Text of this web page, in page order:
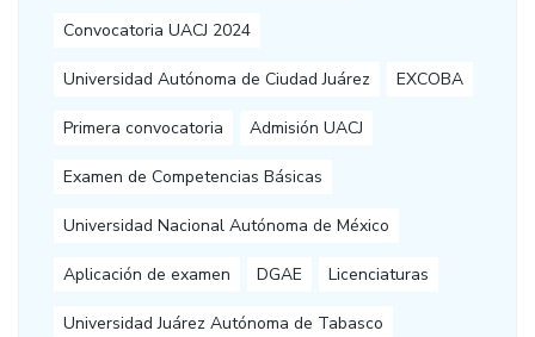
Convocatoria UACJ 2024
Universidad Autónoma de Ciudad Juárez EXCOBA
Primera convocatoria Admisión UACJ
Examen de Competencias Básicas
Universidad Nacional Autónoma de México
Aplicación de examen DGAE Licenciaturas
Universidad Juárez Autónoma de Tabasco